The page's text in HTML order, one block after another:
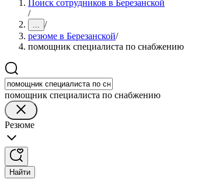
Поиск сотрудников в Березанской
/
... /
резюме в Березанской/
помощник специалиста по снабжению
помощник специалиста по снабжению
Резюме
Найти